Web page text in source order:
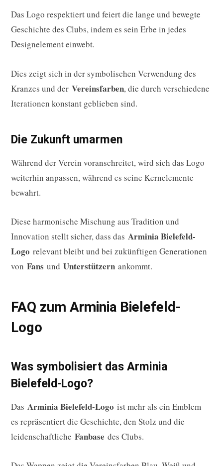
Das Logo respektiert und feiert die lange und bewegte
Geschichte des Clubs, indem es sein Erbe in jedes
Designelement einwebt.
Dies zeigt sich in der symbolischen Verwendung des
Kranzes und der Vereinsfarben, die durch verschiedene
Iterationen konstant geblieben sind.
Die Zukunft umarmen
Während der Verein voranschreitet, wird sich das Logo
weiterhin anpassen, während es seine Kernelemente
bewahrt.
Diese harmonische Mischung aus Tradition und
Innovation stellt sicher, dass das Arminia Bielefeld-
Logo relevant bleibt und bei zukünftigen Generationen
von Fans und Unterstützern ankommt.
FAQ zum Arminia Bielefeld-
Logo
Was symbolisiert das Arminia
Bielefeld-Logo?
Das Arminia Bielefeld-Logo ist mehr als ein Emblem –
es repräsentiert die Geschichte, den Stolz und die
leidenschaftliche Fanbase des Clubs.